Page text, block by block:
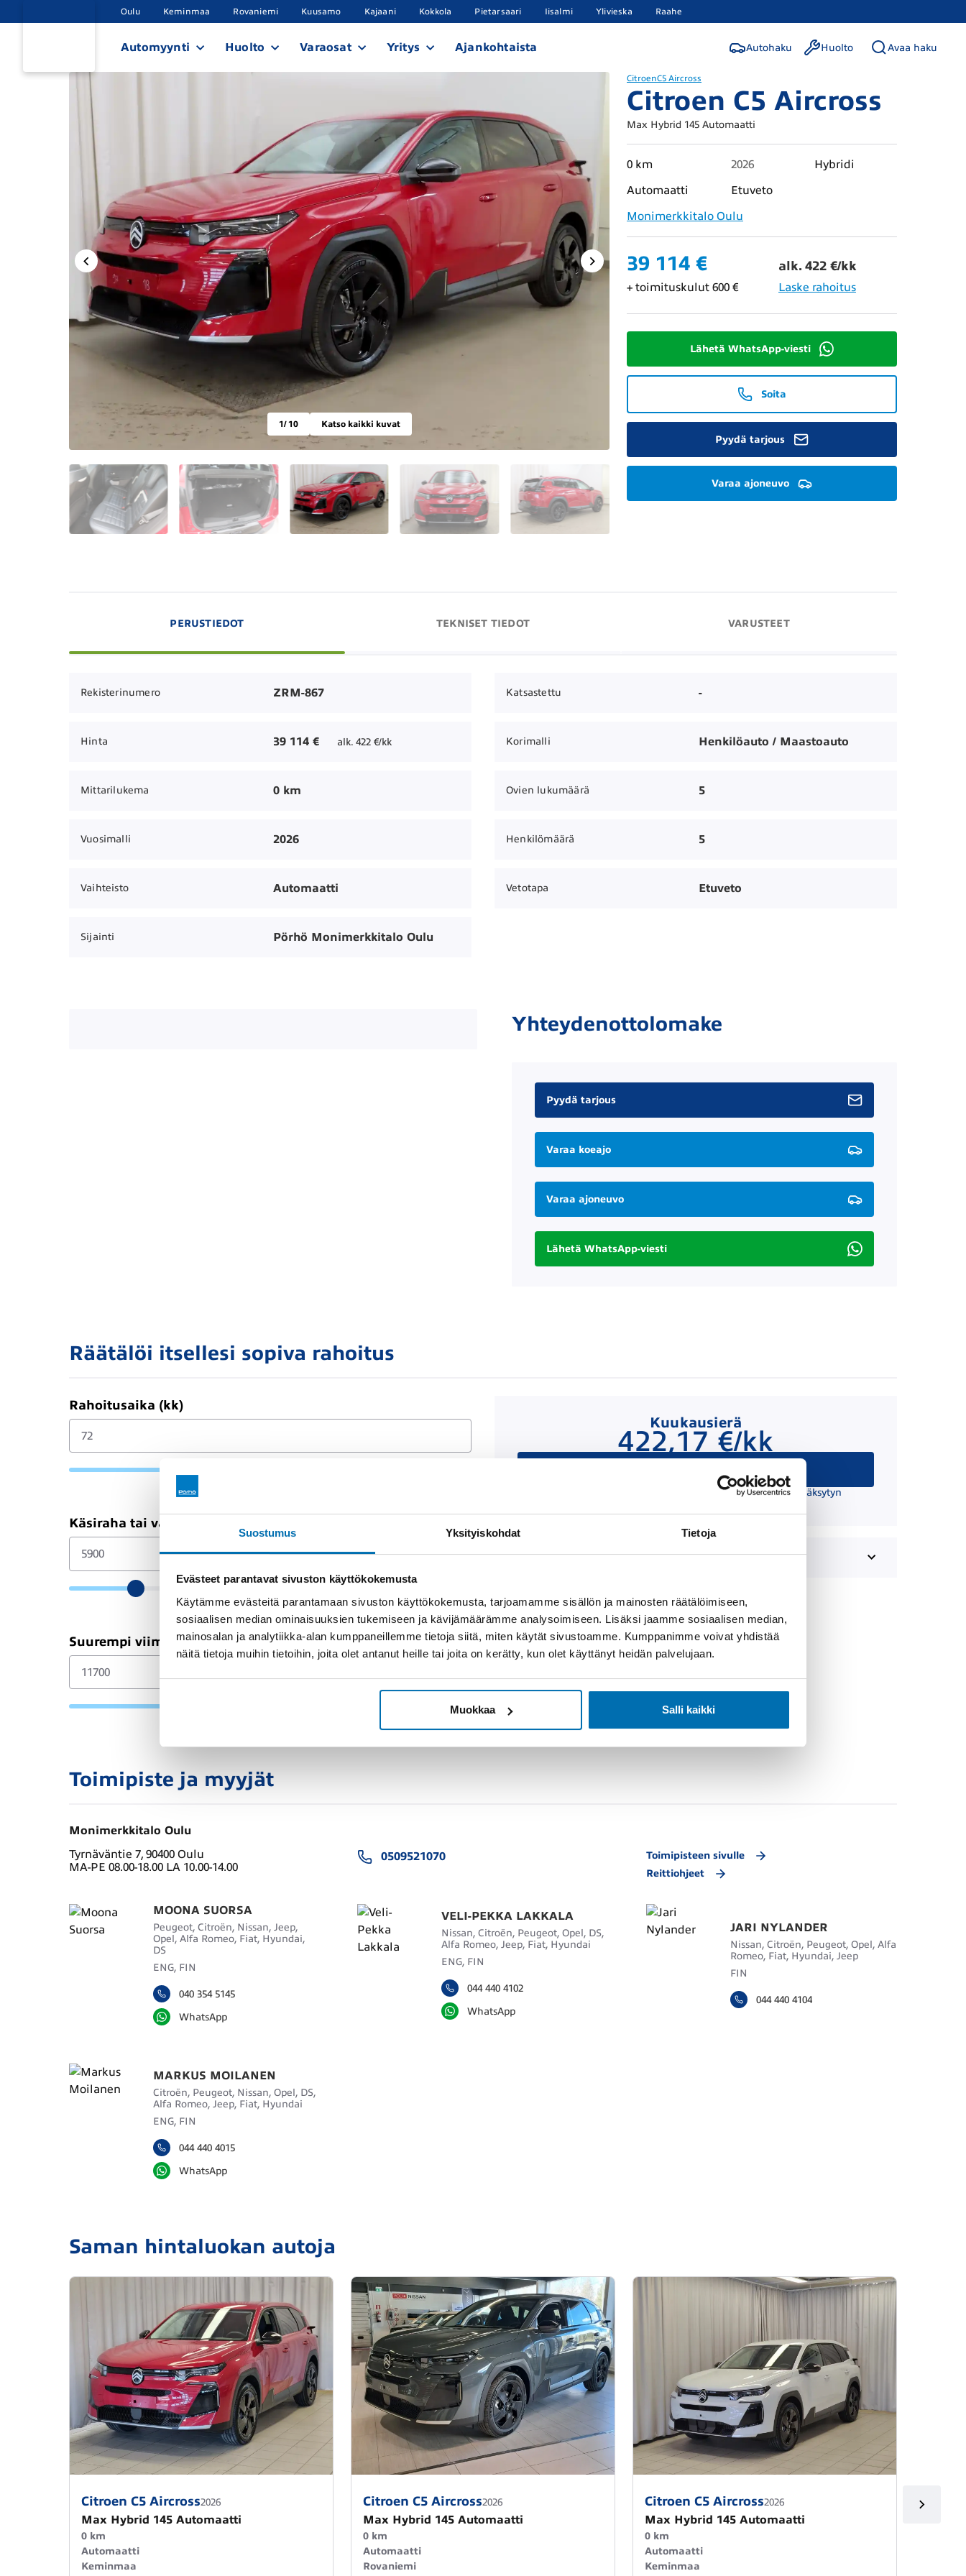
Suostumus Yksityiskohdat Tietoja
Evästeet parantavat sivuston käyttökokemusta
Käytämme evästeitä parantamaan sivuston käyttökokemusta, tarjoamamme sisällön ja mainosten räätälöimiseen,
sosiaalisen median ominaisuuksien tukemiseen ja kävijämäärämme analysoimiseen. Lisäksi jaamme sosiaalisen median,
mainosalan ja analytiikka-alan kumppaneillemme tietoja siitä, miten käytät sivustoamme. Kumppanimme voivat yhdistää
näitä tietoja muihin tietoihin, joita olet antanut heille tai joita on kerätty, kun olet käyttänyt heidän palvelujaan.
Muokkaa Salli kaikki
Oulu Keminmaa Rovaniemi Kuusamo Kajaani Kokkola Pietarsaari Iisalmi Ylivieska Raahe
Automyynti Huolto Varaosat Yritys Ajankohtaista Autohaku Huolto Avaa haku
1/ 10 Katso kaikki kuvat
CitroenC5 Aircross
Citroen C5 Aircross
Max Hybrid 145 Automaatti
0 km 2026
Hybridi
Automaatti
Etuveto
Monimerkkitalo Oulu
39 114 € alk. 422 €/kk
+ toimituskulut 600 € Laske rahoitus
Lähetä WhatsApp-viesti
Soita
Pyydä tarjous
Varaa ajoneuvo
PERUSTIEDOT TEKNISET TIEDOT VARUSTEET
Rekisterinumero ZRM-867 Katsastettu -
Hinta 39 114 € alk. 422 €/kk Korimalli Henkilöauto / Maastoauto
Mittarilukema 0 km Ovien lukumäärä 5
Vuosimalli 2026 Henkilömäärä 5
Vaihteisto Automaatti Vetotapa Etuveto
Sijainti Pörhö Monimerkkitalo Oulu
Yhteydenottolomake
Pyydä tarjous
Varaa koeajo
Varaa ajoneuvo
Lähetä WhatsApp-viesti
Räätälöi itsellesi sopiva rahoitus
Rahoitusaika (kk)
Käsiraha tai vaihtoauto (€)
Suurempi viimeinen erä (€)
Kuukausierä
422,17 €/kk
Rahoituslaskelma on suuntaa antava ja edellyttää hyväksytyn
Näytärahoitustiedot
Toimipiste ja myyjät
Monimerkkitalo Oulu
Tyrnäväntie 7, 90400 Oulu
MA-PE 08.00-18.00 LA 10.00-14.00
0509521070
Toimipisteen sivulle
Reittiohjeet
MOONA SUORSA
Peugeot, Citroën, Nissan, Jeep,
Opel, Alfa Romeo, Fiat, Hyundai,
DS
ENG, FIN
040 354 5145
WhatsApp
VELI-PEKKA LAKKALA
Nissan, Citroën, Peugeot, Opel, DS,
Alfa Romeo, Jeep, Fiat, Hyundai
ENG, FIN
044 440 4102
WhatsApp
JARI NYLANDER
Nissan, Citroën, Peugeot, Opel, Alfa
Romeo, Fiat, Hyundai, Jeep
FIN
044 440 4104
MARKUS MOILANEN
Citroën, Peugeot, Nissan, Opel, DS,
Alfa Romeo, Jeep, Fiat, Hyundai
ENG, FIN
044 440 4015
WhatsApp
Saman hintaluokan autoja
Citroen C5 Aircross2026
Max Hybrid 145 Automaatti
0 km
Automaatti
Keminmaa
Citroen C5 Aircross2026
Max Hybrid 145 Automaatti
0 km
Automaatti
Rovaniemi
Citroen C5 Aircross2026
Max Hybrid 145 Automaatti
0 km
Automaatti
Keminmaa